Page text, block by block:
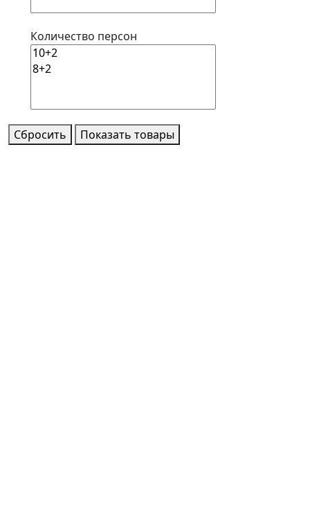
Количество персон
Сбросить Показать товары